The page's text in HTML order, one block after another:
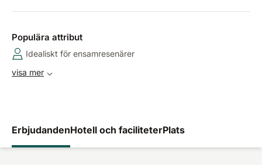
Populära attribut
Idealiskt för ensamresenärer
visa mer
ErbjudandenHotell och faciliteterPlats